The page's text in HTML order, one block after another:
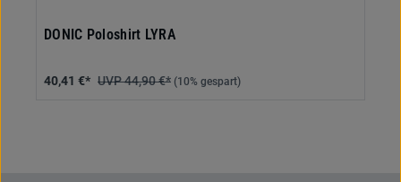
DONIC Poloshirt LYRA
40,41 €* 44,90 €* (10% gespart)